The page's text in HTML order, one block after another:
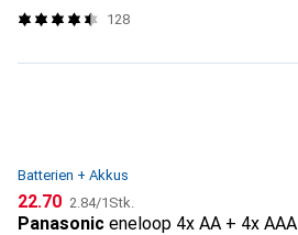
128
Batterien + Akkus
CHF
22.70 CHF
2.84/1Stk.
Panasonic eneloop 4x AA + 4x AAA